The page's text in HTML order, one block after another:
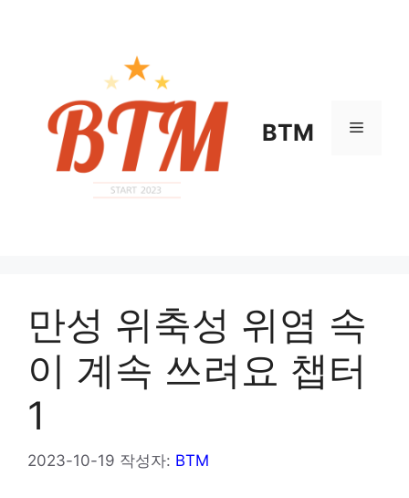
BTM 메
만성 위축성 위염 속
이 계속 쓰려요 챕터
1
2023-10-19 작성자: BTM